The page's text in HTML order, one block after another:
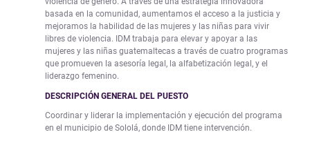
basada en la comunidad, aumentamos el acceso a la justicia y
mejoramos la habilidad de las mujeres y las niñas para vivir
libres de violencia. IDM trabaja para elevar y apoyar a las
mujeres y las niñas guatemaltecas a través de cuatro programas
que promueven la asesoría legal, la alfabetización legal, y el
liderazgo femenino.
DESCRIPCIÓN GENERAL DEL PUESTO
Coordinar y liderar la implementación y ejecución del programa
en el municipio de Sololá, donde IDM tiene intervención.